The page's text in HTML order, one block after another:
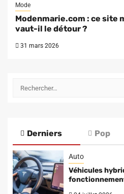
Mode
Modenmarie.com : ce site
vaut-il le détour ?
31 mars 2026
Rechercher :
Derniers Pop
Auto
Véhicules